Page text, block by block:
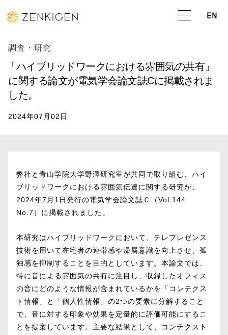
EN
調査・研究
「ハイブリッドワークにおける雰囲気の共有」
に関する論文が電気学会論文誌Cに掲載されま
した。
2024年07月02日
弊社と青山学院大学野澤研究室が共同で取り組む、ハイ
ブリッドワークにおける雰囲気伝達に関する研究が、
2024年7月1日発行の電気学会論文誌Ｃ（Vol.144
No.7）に掲載されました。
本研究はハイブリッドワークにおいて、テレプレゼンス
技術を用いて在宅者の連帯感や帰属意識を向上させ、孤
独感を抑制することを目的としています。本論文では、
特に音による雰囲気の共有に注目し、収録したオフィス
の音にどのような情報が含まれているかを「コンテクス
ト情報」と「個人性情報」の2つの要素に分解すること
で、音に対する印象や効果を定量的に評価可能にするこ
とを提案しています。主要な結果として、コンテクスト